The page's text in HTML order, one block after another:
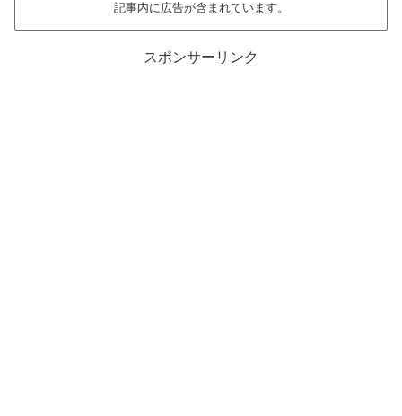
記事内に広告が含まれています。
スポンサーリンク